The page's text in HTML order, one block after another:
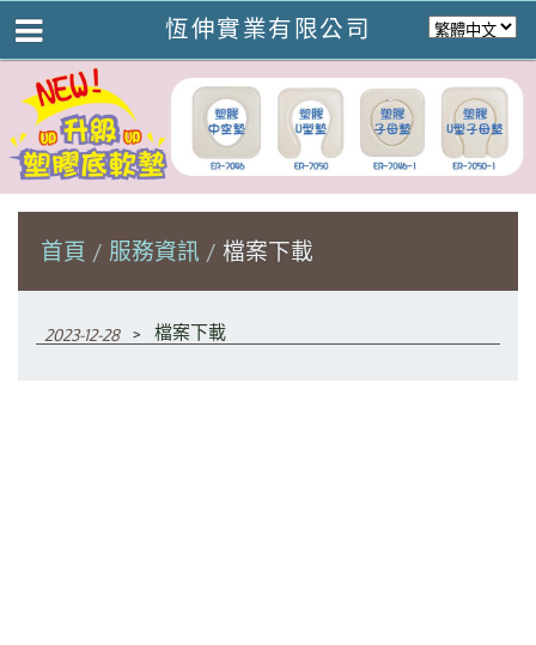
恆伸實業有限公司
首頁 服務資訊 檔案下載
2023-12-28 ﹥ 檔案下載